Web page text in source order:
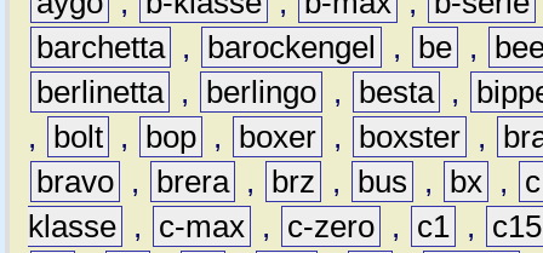
barchetta , barockengel , be ,
berlinetta , berlingo , besta ,
,
bolt , bop , boxer , boxster ,
bravo , brera , brz , bus , bx ,
c
klasse , c-max , c-zero , c1 ,
c15